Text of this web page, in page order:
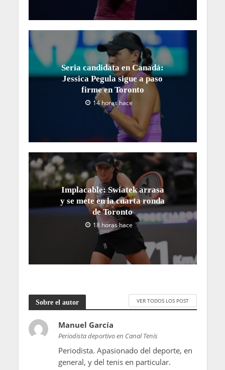
Seria candidata en Canadá:
Jessica Pegula sigue a paso
firme en Toronto
14 horas hace
Implacable: Swiatek arrasa
y se mete en la cuarta ronda
de Toronto
18 horas hace
Sobre el autor VER TODOS LOS POST
Manuel García
Periodista deportivo en Canal Tenis
Periodista. Apasionado del deporte, en
general, y del tenis en particular.